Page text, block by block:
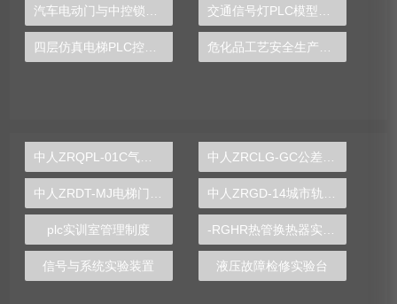
plc实训室管理制度
信号与系统实验装置 液压故障检修实验台